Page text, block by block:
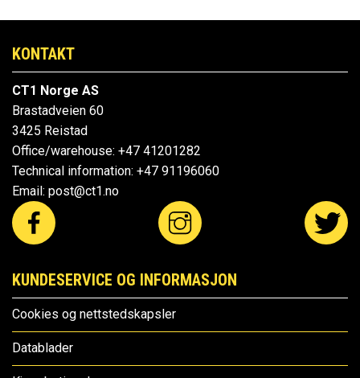
KONTAKT
CT1 Norge AS
Brastadveien 60
3425 Reistad
Office/warehouse: +47 41201282
Technical information: +47 91196060
Email: post@ct1.no
KUNDESERVICE OG INFORMASJON
Cookies og nettstedskapsler
Datablader